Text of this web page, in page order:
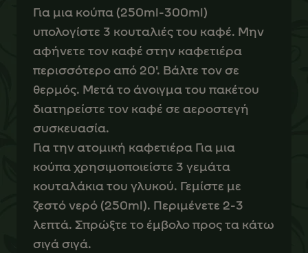
Για μια κούπα (250ml-300ml)
υπολογίστε 3 κουταλιές του καφέ. Μην
αφήνετε τον καφέ στην καφετιέρα
περισσότερο από 20'. Βάλτε τον σε
θερμός. Μετά το άνοιγμα του πακέτου
διατηρείστε τον καφέ σε αεροστεγή
συσκευασία.
Για την ατομική καφετιέρα Για μια
κούπα χρησιμοποιείστε 3 γεμάτα
κουταλάκια του γλυκού. Γεμίστε με
ζεστό νερό (250ml). Περιμένετε 2-3
λεπτά. Σπρώξτε το έμβολο προς τα κάτω
σιγά σιγά.